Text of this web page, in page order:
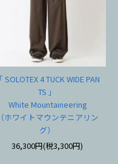
「 SOLOTEX 4 TUCK WIDE PAN
TS 」
White Mountaineering
（ホワイトマウンテニアリン
グ）
36,300円(税3,300円)